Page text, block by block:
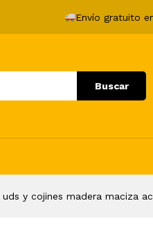
Envío gratuito
Buscar
y cojines madera maciza
100,99€